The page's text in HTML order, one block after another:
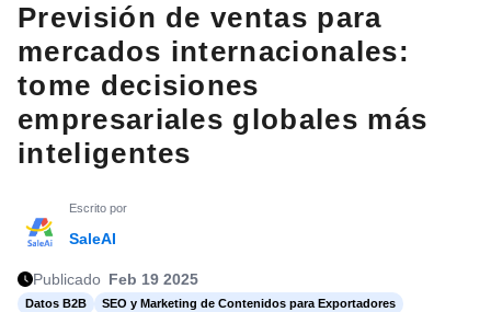
Previsión de ventas para
mercados internacionales:
tome decisiones
empresariales globales más
inteligentes
Escrito por
SaleAI
Publicado Feb 19 2025
Datos B2B
SEO y Marketing de Contenidos para Exportadores